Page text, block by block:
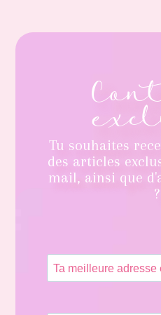
Tu souhaites
des articles
mail, ainsi que
?